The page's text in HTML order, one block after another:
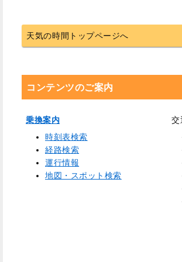
天気の時間トップページへ
コンテンツのご案内
乗換案内
時刻表検索
経路検索
運行情報
地図・スポット検索
交